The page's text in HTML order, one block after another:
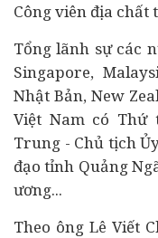
Công viên địa chất
Tổng lãnh sự các
Singapore,
Nhật Bản, New
Việt Nam có Thứ
Trung - Chủ tịch
đạo tỉnh Quảng
ương...
Theo ông Lê Viết